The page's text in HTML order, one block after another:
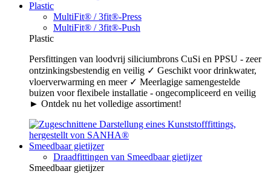
Plastic
MultiFit® / 3fit®-Press
MultiFit® / 3fit®-Push
Plastic
Persfittingen van loodvrij siliciumbrons CuSi en PPSU - zeer
ontzinkingsbestendig en veilig ✓ Geschikt voor drinkwater,
vloerverwarming en meer ✓ Meerlagige samengestelde
buizen voor flexibele installatie - ongecompliceerd en veilig
► Ontdek nu het volledige assortiment!
Smeedbaar gietijzer
Draadfittingen van Smeedbaar gietijzer
Smeedbaar gietijzer